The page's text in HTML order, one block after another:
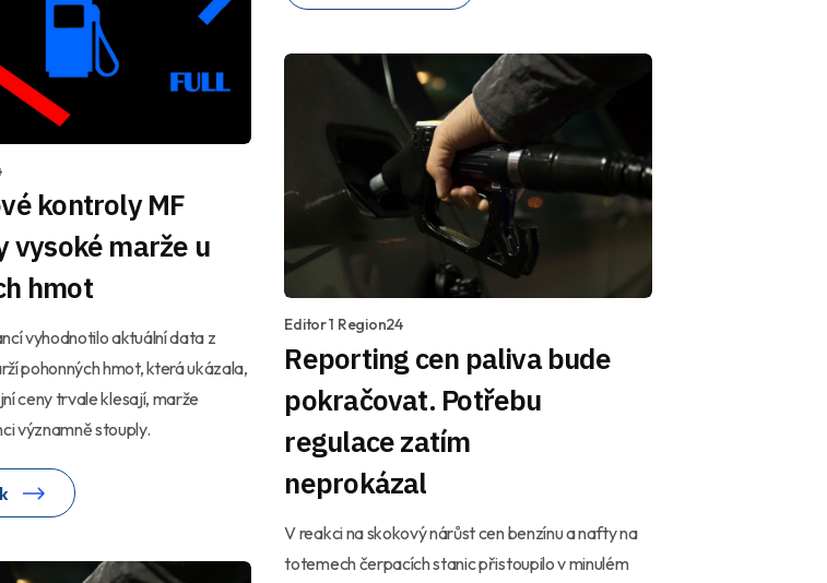
kontroly MF
vysoké marže u
hmot
vyhodnotilo aktuální data z
pohonných hmot, která ukázala,
ceny trvale klesají, marže
významně stouply.
Editor 1 Region24
Reporting cen paliva bude
pokračovat. Potřebu
regulace zatím
neprokázal
V reakci na skokový nárůst cen benzínu a nafty na
totemech čerpacích stanic přistoupilo v minulém